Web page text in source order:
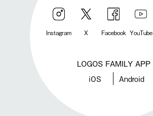
Instagram X Facebook YouTube
LOGOS FAMILY APP
iOS Android